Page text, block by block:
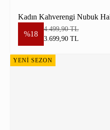
Kadın Kahverengi Nubuk
%18
4.499,90 TL
3.699,90 TL
YENİ SEZON